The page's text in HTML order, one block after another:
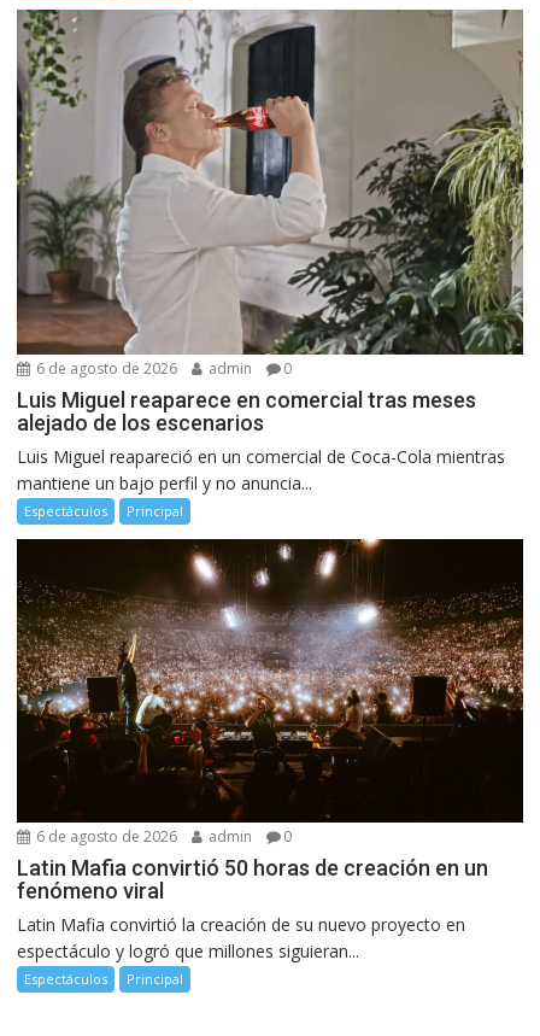
6 de agosto de 2026 admin 0
Luis Miguel reaparece en comercial tras meses
alejado de los escenarios
Luis Miguel reapareció en un comercial de Coca-Cola mientras
mantiene un bajo perfil y no anuncia...
Espectáculos Principal
6 de agosto de 2026 admin 0
Latin Mafia convirtió 50 horas de creación en un
fenómeno viral
Latin Mafia convirtió la creación de su nuevo proyecto en
espectáculo y logró que millones siguieran...
Espectáculos Principal